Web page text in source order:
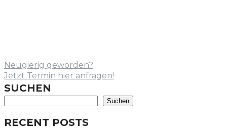
Neugierig geworden?
Jetzt Termin hier anfragen!
SUCHEN
Suchen
RECENT POSTS